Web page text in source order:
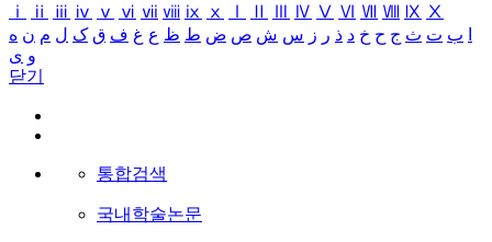
ⅰ
ⅱ ⅲ ⅳ ⅴ ⅵ ⅶ ⅷ ⅸ ⅹ Ⅳ Ⅴ Ⅵ Ⅶ Ⅷ Ⅸ Ⅹ
ب ت ث ج ح خ د ذ ر ز س ش ص ض ط ظ ع غ ف ق ک ل م ن ه
و ی
닫기
통합검색
국내학술논문